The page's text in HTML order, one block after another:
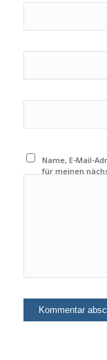
Name, E-Mail-
für meinen